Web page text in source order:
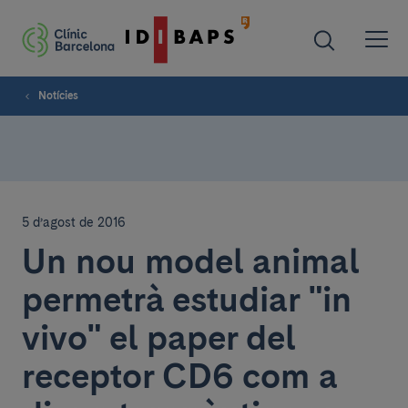
Notícies
5 d’agost de 2016
Un nou model animal
permetrà estudiar "in
vivo" el paper del
receptor CD6 com a